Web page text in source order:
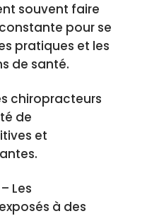
souvent faire
pour se
pratiques et les
de santé.
chiropracteurs
de
et
Les
à des